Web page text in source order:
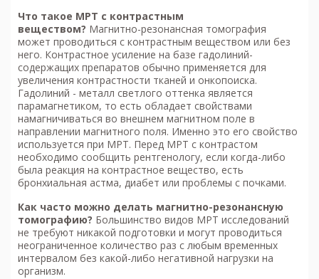
Что такое МРТ с контрастным
веществом? Магнитно-резонансная томография
может проводиться с контрастным веществом или без
него. Контрастное усиление на базе гадолиний-
содержащих препаратов обычно применяется для
увеличения контрастности тканей и онкопоиска.
Гадолиний - металл светлого оттенка является
парамагнетиком, то есть обладает свойствами
намагничиваться во внешнем магнитном поле в
направлении магнитного поля. Именно это его свойство
используется при МРТ. Перед МРТ с контрастом
необходимо сообщить рентгенологу, если когда-либо
была реакция на контрастное вещество, есть
бронхиальная астма, диабет или проблемы с почками.
Как часто можно делать магнитно-резонансную
томографию? Большинство видов МРТ исследований
не требуют никакой подготовки и могут проводиться
неограниченное количество раз с любым временных
интервалом без какой-либо негативной нагрузки на
организм.